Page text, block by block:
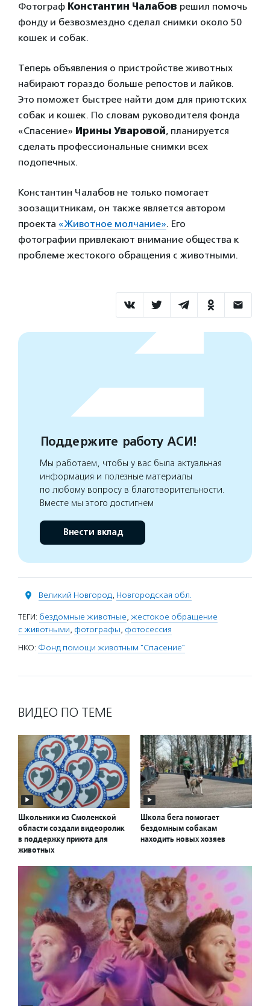
Фотограф Константин Чалабов решил помочь
фонду и безвозмездно сделал снимки около 50
кошек и собак.
Теперь объявления о пристройстве животных
набирают гораздо больше репостов и лайков.
Это поможет быстрее найти дом для приютских
собак и кошек. По словам руководителя фонда
«Спасение» Ирины Уваровой, планируется
сделать профессиональные снимки всех
подопечных.
Константин Чалабов не только помогает
зоозащитникам, он также является автором
проекта «Животное молчание». Его
фотографии привлекают внимание общества к
проблеме жестокого обращения с животными.
Поддержите работу АСИ!
Мы работаем, чтобы у вас была актуальная
информация и полезные материалы
по любому вопросу в благотворительности.
Вместе мы этого достигнем
Внести вклад
Великий Новгород, Новгородская обл.
ТЕГИ: бездомные животные, жестокое обращение
с животными, фотографы, фотосессия
НКО: Фонд помощи животным "Спасение"
ВИДЕО ПО ТЕМЕ
Школьники из Смоленской
области создали видеоролик
в поддержку приюта для
животных
Школа бега помогает
бездомным собакам
находить новых хозяев